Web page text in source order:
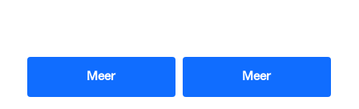
Meer Meer